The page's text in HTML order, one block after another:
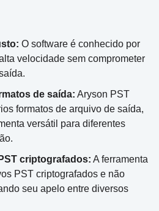
O software é conhecido por
velocidade sem comprometer
de saída: Aryson PST
formatos de arquivo de saída,
versátil para diferentes
criptografados: A ferramenta
PST criptografados e não
seu apelo entre diversos